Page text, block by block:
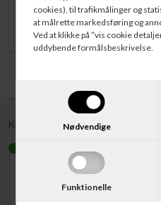
cookies), til trafikmålinger og
at målrette markedsføring og
Ved at klikke på ”vis cookie
uddybende formålsbeskrivelse.
Nødvendige
Funktionelle
modstandsdygtig overfor fugt,
almindelige papir etiket.
Kunder købte også